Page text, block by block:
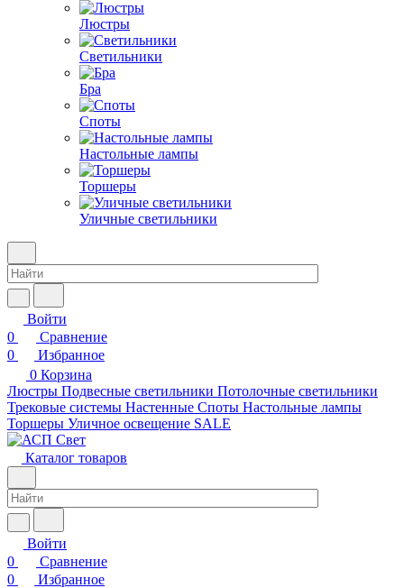
Люстры
Светильники
Бра
Споты
Настольные лампы
Торшеры
Уличные светильники
Войти
0
Сравнение
0
Избранное
0 Корзина
Люстры Подвесные светильники Потолочные светильники
Трековые системы Настенные Споты Настольные лампы
Торшеры Уличное освещение SALE
Каталог товаров
Войти
0
Сравнение
0
Избранное